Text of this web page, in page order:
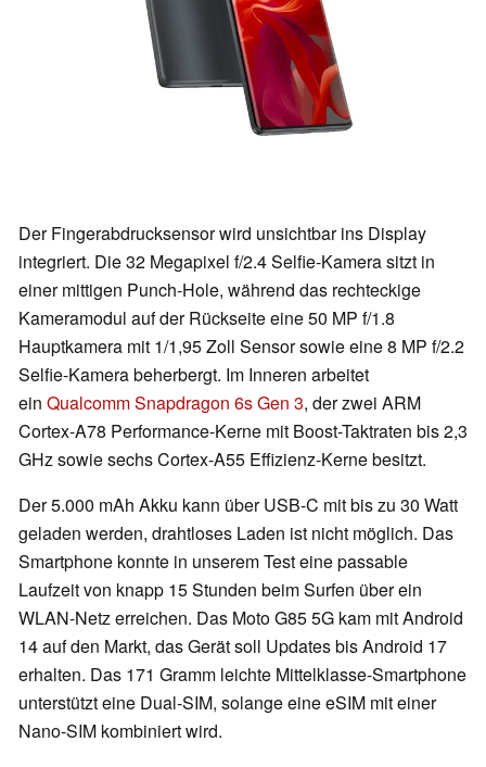
Der Fingerabdrucksensor wird unsichtbar ins Display
integriert. Die 32 Megapixel f/2.4 Selfie-Kamera sitzt in
einer mittigen Punch-Hole, während das rechteckige
Kameramodul auf der Rückseite eine 50 MP f/1.8
Hauptkamera mit 1/1,95 Zoll Sensor sowie eine 8 MP f/2.2
Selfie-Kamera beherbergt. Im Inneren arbeitet
ein Qualcomm Snapdragon 6s Gen 3, der zwei ARM
Cortex-A78 Performance-Kerne mit Boost-Taktraten bis 2,3
GHz sowie sechs Cortex-A55 Effizienz-Kerne besitzt.
Der 5.000 mAh Akku kann über USB-C mit bis zu 30 Watt
geladen werden, drahtloses Laden ist nicht möglich. Das
Smartphone konnte in unserem Test eine passable
Laufzeit von knapp 15 Stunden beim Surfen über ein
WLAN-Netz erreichen. Das Moto G85 5G kam mit Android
14 auf den Markt, das Gerät soll Updates bis Android 17
erhalten. Das 171 Gramm leichte Mittelklasse-Smartphone
unterstützt eine Dual-SIM, solange eine eSIM mit einer
Nano-SIM kombiniert wird.